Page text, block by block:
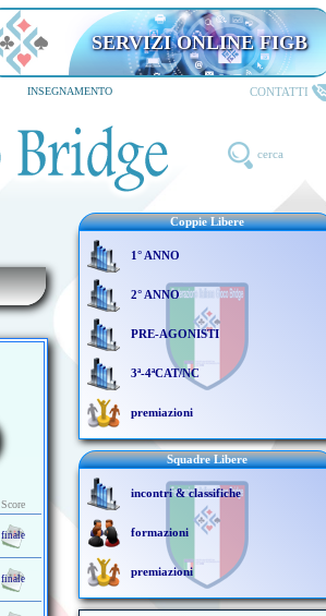
SERVIZI ONLINE FIGB
riservati ai TESSERATI
INSEGNAMENTO CONTATTI
cerca
Score
finale
finale
Coppie Libere
1° ANNO
2° ANNO
PRE-AGONISTI
3ª-4ªCAT/NC
premiazioni
Squadre Libere
incontri & classifiche
formazioni
premiazioni